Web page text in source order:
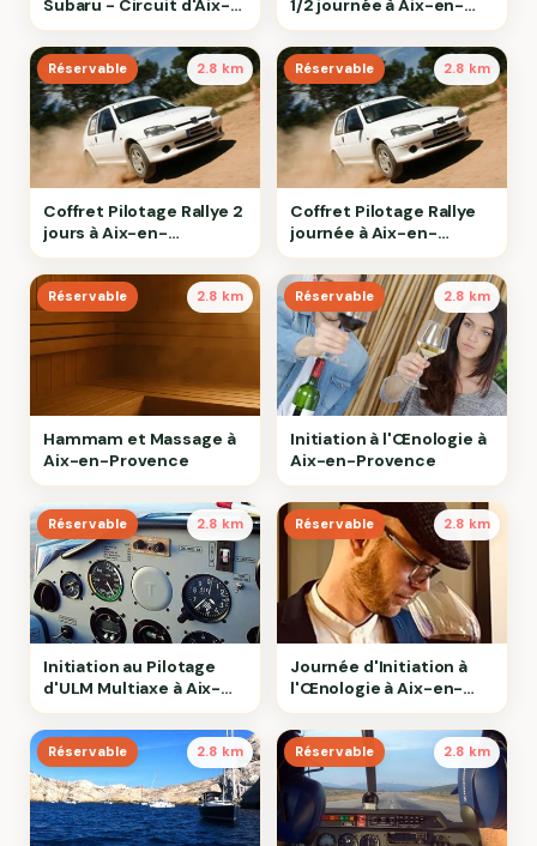
Subaru - Circuit d'Aix-
en-Provence
1/2 journée à Aix-en-
Provence
Réservable 2.8 km
Coffret Pilotage Rallye 2
jours à Aix-en-
Provence
Réservable 2.8 km
Coffret Pilotage Rallye
journée à Aix-en-
Provence
Réservable 2.8 km
Hammam et Massage à
Aix-en-Provence
Réservable 2.8 km
Initiation à l'Œnologie à
Aix-en-Provence
Réservable 2.8 km
Initiation au Pilotage
d'ULM Multiaxe à Aix-
en-Provence
Réservable 2.8 km
Journée d'Initiation à
l'Œnologie à Aix-en-
Provence
Réservable 2.8 km Réservable 2.8 km